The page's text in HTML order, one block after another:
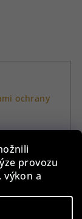
provozu
výkon a
ochrany